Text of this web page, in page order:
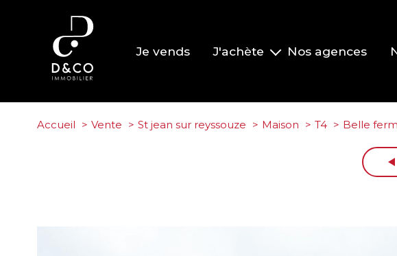
Je vends J'achète Nos agences
La
Accueil Vente St jean sur reyssouze Maison T4 Belle